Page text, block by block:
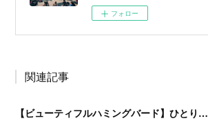
フォロー
関連記事
【ビューティフルハミングバード】ひとりひとりの「聞こえ」